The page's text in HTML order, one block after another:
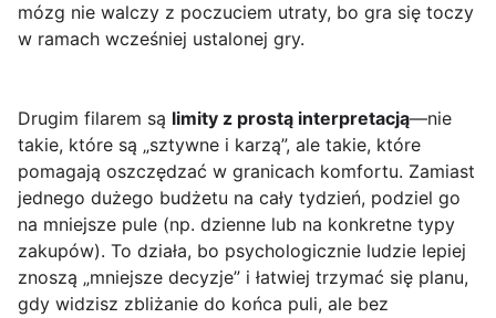
mózg nie walczy z poczuciem utraty, bo gra się toczy
w ramach wcześniej ustalonej gry.
Drugim filarem są limity z prostą interpretacją—nie
takie, które są „sztywne i karzą”, ale takie, które
pomagają oszczędzać w granicach komfortu. Zamiast
jednego dużego budżetu na cały tydzień, podziel go
na mniejsze pule (np. dzienne lub na konkretne typy
zakupów). To działa, bo psychologicznie ludzie lepiej
znoszą „mniejsze decyzje” i łatwiej trzymać się planu,
gdy widzisz zbliżanie do końca puli, ale bez